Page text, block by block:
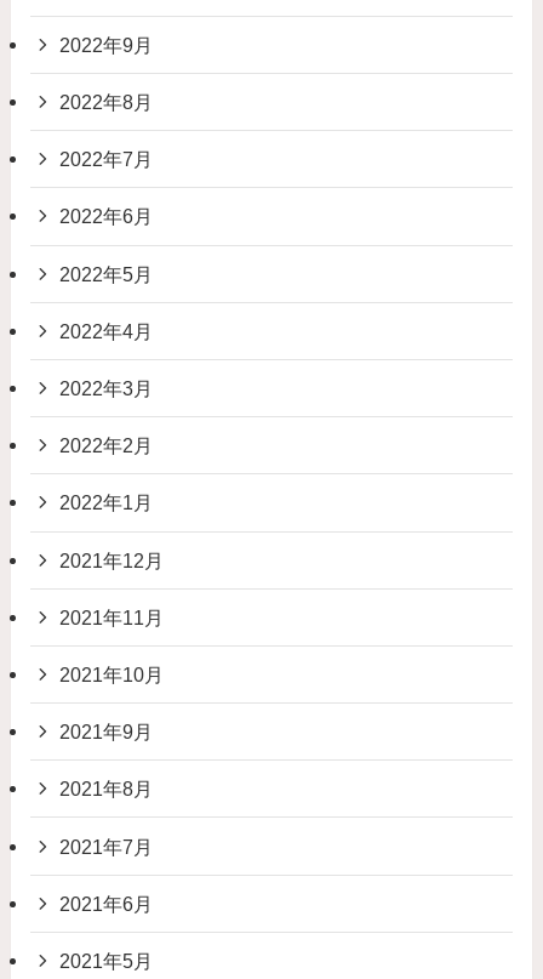
2022年9月
2022年8月
2022年7月
2022年6月
2022年5月
2022年4月
2022年3月
2022年2月
2022年1月
2021年12月
2021年11月
2021年10月
2021年9月
2021年8月
2021年7月
2021年6月
2021年5月